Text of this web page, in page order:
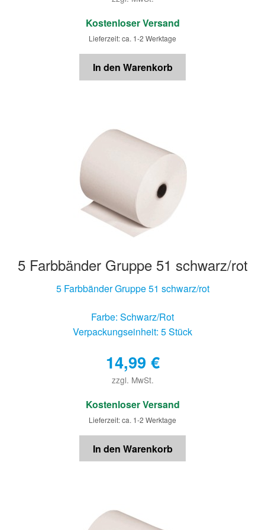
€
Kostenloser Versand
Lieferzeit: ca. 1-2 Werktage
In den Warenkorb
5 Farbbänder Gruppe 51 schwarz/rot
5 Farbbänder Gruppe 51 schwarz/rot
Farbe: Schwarz/Rot
Verpackungseinheit: 5 Stück
14,99 €
zzgl. MwSt.
€
Kostenloser Versand
Lieferzeit: ca. 1-2 Werktage
In den Warenkorb